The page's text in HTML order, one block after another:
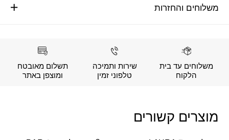
משלוחים והחזרות
משלוחים עד בית
הלקוח
שירות ותמיכה
טלפוני זמין
תשלום מאובטח
ומוצפן באתר
מוצרים קשורים